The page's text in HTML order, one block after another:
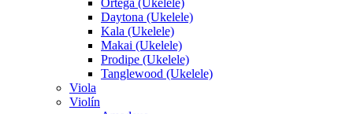
Ortega (Ukelele)
Daytona (Ukelele)
Kala (Ukelele)
Makai (Ukelele)
Prodipe (Ukelele)
Tanglewood (Ukelele)
Viola
Violín